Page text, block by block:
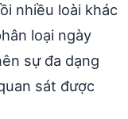
nhiều loài khác
loại ngày
sự đa dạng
sát được